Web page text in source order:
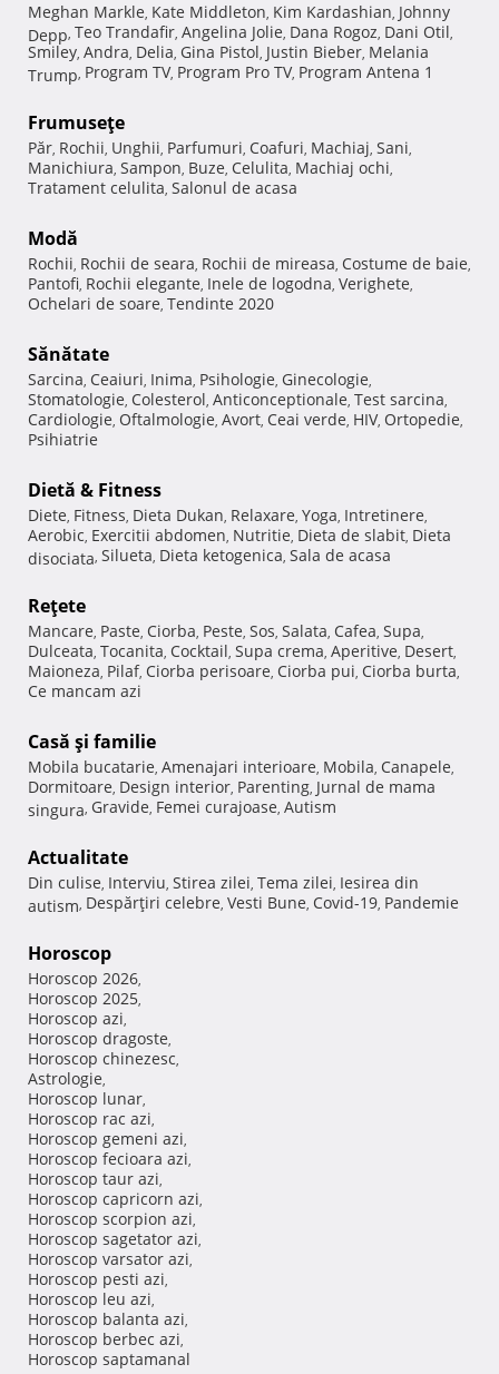
Meghan Markle, Kate Middleton, Kim Kardashian, Johnny
Depp, Teo Trandafir, Angelina Jolie, Dana Rogoz, Dani Otil,
Smiley, Andra, Delia, Gina Pistol, Justin Bieber, Melania
Trump, Program TV, Program Pro TV, Program Antena 1
Frumuseţe
Păr, Rochii, Unghii, Parfumuri, Coafuri, Machiaj, Sani,
Manichiura, Sampon, Buze, Celulita, Machiaj ochi,
Tratament celulita, Salonul de acasa
Modă
Rochii, Rochii de seara, Rochii de mireasa, Costume de baie,
Pantofi, Rochii elegante, Inele de logodna, Verighete,
Ochelari de soare, Tendinte 2020
Sănătate
Sarcina, Ceaiuri, Inima, Psihologie, Ginecologie,
Stomatologie, Colesterol, Anticonceptionale, Test sarcina,
Cardiologie, Oftalmologie, Avort, Ceai verde, HIV, Ortopedie,
Psihiatrie
Dietă & Fitness
Diete, Fitness, Dieta Dukan, Relaxare, Yoga, Intretinere,
Aerobic, Exercitii abdomen, Nutritie, Dieta de slabit, Dieta
disociata, Silueta, Dieta ketogenica, Sala de acasa
Reţete
Mancare, Paste, Ciorba, Peste, Sos, Salata, Cafea, Supa,
Dulceata, Tocanita, Cocktail, Supa crema, Aperitive, Desert,
Maioneza, Pilaf, Ciorba perisoare, Ciorba pui, Ciorba burta,
Ce mancam azi
Casă şi familie
Mobila bucatarie, Amenajari interioare, Mobila, Canapele,
Dormitoare, Design interior, Parenting, Jurnal de mama
singura, Gravide, Femei curajoase, Autism
Actualitate
Din culise, Interviu, Stirea zilei, Tema zilei, Iesirea din
autism, Despărţiri celebre, Vesti Bune, Covid-19, Pandemie
Horoscop
Horoscop 2026,
Horoscop 2025,
Horoscop azi,
Horoscop dragoste,
Horoscop chinezesc,
Astrologie,
Horoscop lunar,
Horoscop rac azi,
Horoscop gemeni azi,
Horoscop fecioara azi,
Horoscop taur azi,
Horoscop capricorn azi,
Horoscop scorpion azi,
Horoscop sagetator azi,
Horoscop varsator azi,
Horoscop pesti azi,
Horoscop leu azi,
Horoscop balanta azi,
Horoscop berbec azi,
Horoscop saptamanal